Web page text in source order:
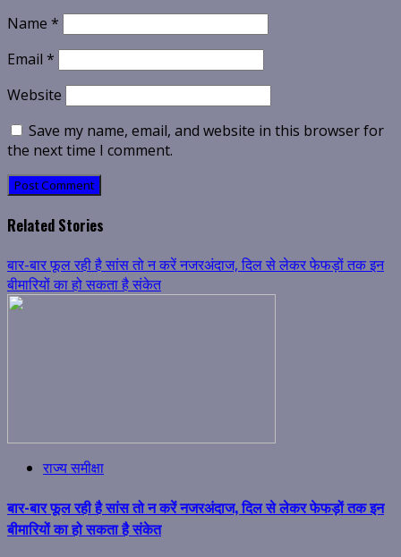
Name *
Email *
Website
Save my name, email, and website in this browser for
the next time I comment.
Related Stories
बार-बार फूल रही है सांस तो न करें नजरअंदाज, दिल से लेकर फेफड़ों तक इन
बीमारियों का हो सकता है संकेत
राज्य समीक्षा
बार-बार फूल रही है सांस तो न करें नजरअंदाज, दिल से लेकर फेफड़ों तक इन
बीमारियों का हो सकता है संकेत